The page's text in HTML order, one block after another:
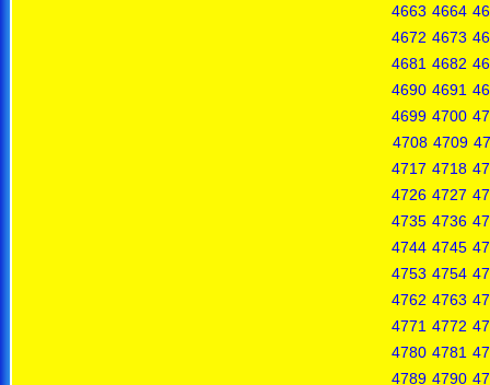
4663 4664
4672 4673
4681 4682
4690 4691
4699 4700
4708 4709
4717 4718
4726 4727
4735 4736
4744 4745
4753 4754
4762 4763
4771 4772
4780 4781
4789 4790